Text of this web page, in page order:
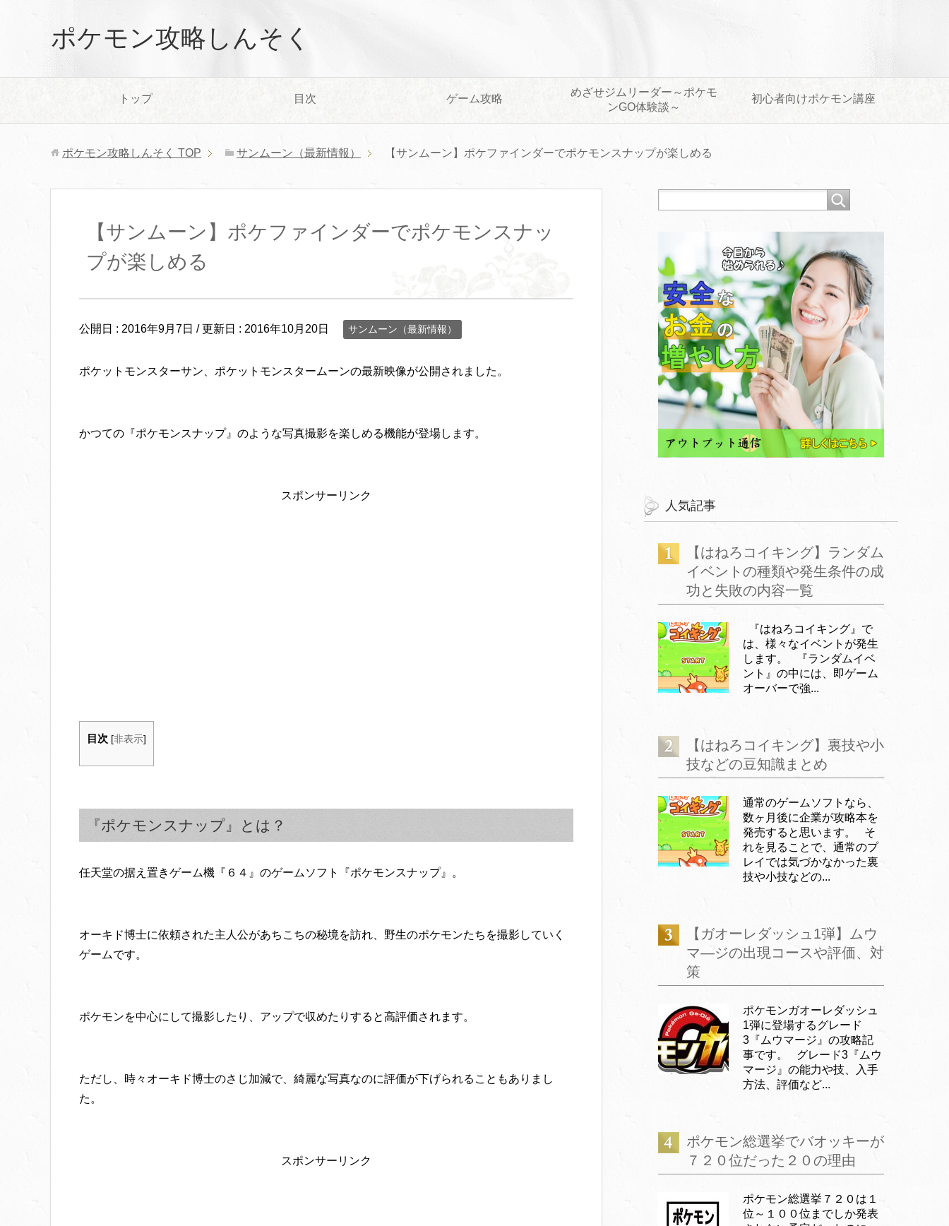
ポケモン攻略しんそく
トップ 目次 ゲーム攻略
めざせジムリーダー～ポケモ
ンGO体験談～
初心者向けポケモン講座
ポケモン攻略しんそく TOP サンムーン（最新情報） 【サンムーン】ポケファインダーでポケモンスナップが楽しめる
【サンムーン】ポケファインダーでポケモンスナッ
プが楽しめる
公開日 : 2016年9月7日 / 更新日 : 2016年10月20日 サンムーン（最新情報）
ポケットモンスターサン、ポケットモンスタームーンの最新映像が公開されました。
かつての『ポケモンスナップ』のような写真撮影を楽しめる機能が登場します。
スポンサーリンク
目次 [非表示]
『ポケモンスナップ』とは？
任天堂の据え置きゲーム機『６４』のゲームソフト『ポケモンスナップ』。
オーキド博士に依頼された主人公があちこちの秘境を訪れ、野生のポケモンたちを撮影していく
ゲームです。
ポケモンを中心にして撮影したり、アップで収めたりすると高評価されます。
ただし、時々オーキド博士のさじ加減で、綺麗な写真なのに評価が下げられることもありまし
た。
スポンサーリンク
人気記事
【はねろコイキング】ランダム
イベントの種類や発生条件の成
功と失敗の内容一覧
『はねろコイキング』で
は、様々なイベントが発生
します。 『ランダムイベ
ント』の中には、即ゲーム
オーバーで強...
【はねろコイキング】裏技や小
技などの豆知識まとめ
通常のゲームソフトなら、
数ヶ月後に企業が攻略本を
発売すると思います。 そ
れを見ることで、通常のプ
レイでは気づかなかった裏
技や小技などの...
【ガオーレダッシュ1弾】ムウ
マ―ジの出現コースや評価、対
策
ポケモンガオーレダッシュ
1弾に登場するグレード
3『ムウマージ』の攻略記
事です。 グレード3『ムウ
マージ』の能力や技、入手
方法、評価など...
ポケモン総選挙でバオッキーが
７２０位だった２０の理由
ポケモン総選挙７２０は１
位～１００位までしか発表